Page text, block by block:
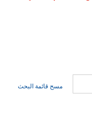
مسح قائمة البحث